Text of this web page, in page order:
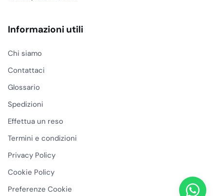
Informazioni utili
Chi siamo
Contattaci
Glossario
Spedizioni
Effettua un reso
Termini e condizioni
Privacy Policy
Cookie Policy
Preferenze Cookie